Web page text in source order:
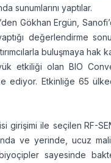
sunumlarını yaptılar.
Gökhan Ergün,
değerlendirme
buluşmaya hak
etkiliği olan BIO
ediyor. Etkinliğe 65
girişimi ile seçilen RF-
ve yerinde, ucuz
biyoçipler sayesinde